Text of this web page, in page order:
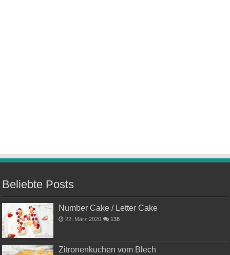
Beliebte Posts
Number Cake / Letter Cake
22. März 2020 138
Zitronenkuchen vom Blech